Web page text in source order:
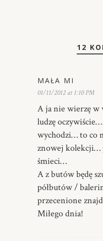
12
MAŁA MI
01/11/2012 at 1:10 PM
A ja nie wierzę w
ludzę
wychodzi… to co
znowej kolekcji…
śmieci…
A z butów będę
półbutów /
przecenione
Miłego dnia!